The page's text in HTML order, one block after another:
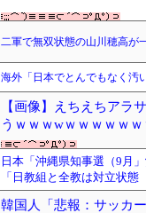
二軍で無双状態の山川穂高が
海外「日本でとんでもなく汚
【画像】えちえちアラ
うｗｗｗwｗｗｗｗｗ
日本「沖縄県知事選（9月
「日教組と全教は対立状
韓国人「悲報：サッカ